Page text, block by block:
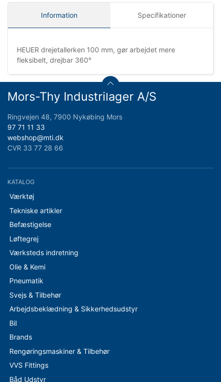
Information Specifikationer
HEUER drejetallerken 100 mm, gør arbejdet mere
fleksibelt, drejbar 360°
Mors-Thy Industrilager A/S
Ringvejen 48, 7900 Nykøbing Mors
97 71 11 33
webshop@mti.dk
CVR 33 77 28 66
KATALOG
Værktøj
Tekniske artikler
Befæstigelse
Løftegrej
Værksteds indretning
Olie & Kemi
Pneumatik
Svejs & Tilbehør
Arbejdsbeklædning & Sikkerhedsudstyr
Bil
Brands
Rengøringsmaskiner & Tilbehør
VVS Fittings
Båd Udstyr